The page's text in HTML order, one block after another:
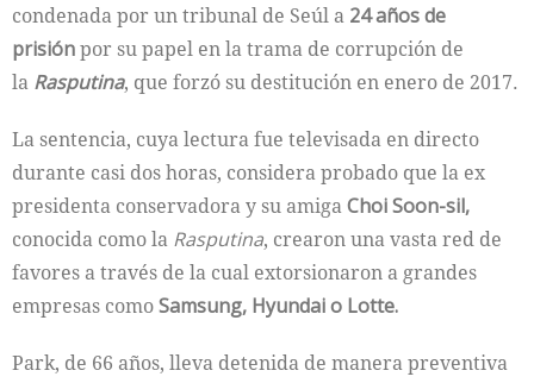
condenada por un tribunal de Seúl a 24 años de
prisiónpor su papel en la trama de corrupción de
la Rasputina, que forzó su destitución en enero de 2017.
La sentencia, cuya lectura fue televisada en directo
durante casi dos horas, considera probado que la ex
presidenta conservadora y su amigaChoi Soon-sil,
conocida como la Rasputina, crearon una vasta red de
favores a través de la cual extorsionaron a grandes
empresas comoSamsung, Hyundai o Lotte.
Park, de 66 años, lleva detenida de manera preventiva